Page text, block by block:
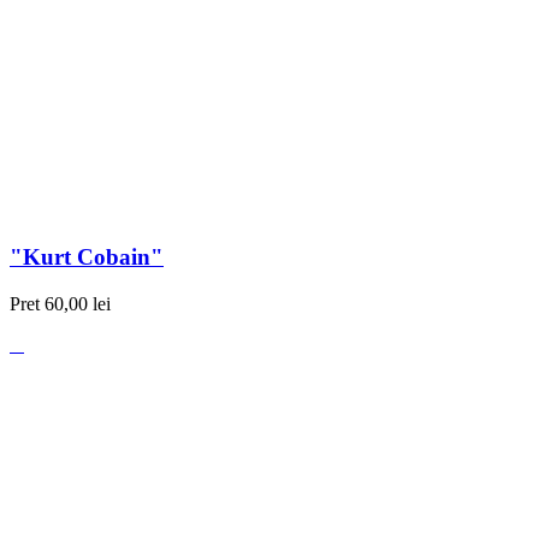
"Kurt Cobain"
Pret 60,00 lei